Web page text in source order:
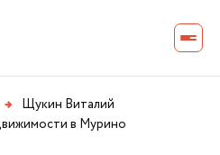
→ Щукин Виталий
в Мурино